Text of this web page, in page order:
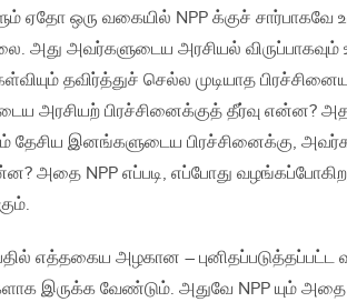
ஏதோ ஒரு வகையில் NPP க்குச் சார்பாகவே
அது அவர்களுடைய அரசியல்
தவிர்த்துச் செல்ல முடியாத
அரசியற் பிரச்சினைக்குத் தீர்வு என்ன?
தேசிய இனங்களுடைய பிரச்சினைக்கு,
அதை NPP எப்படி, எப்போது
எத்தகைய அழகான –
இருக்க வேண்டும். அதுவே NPP யும் அதை